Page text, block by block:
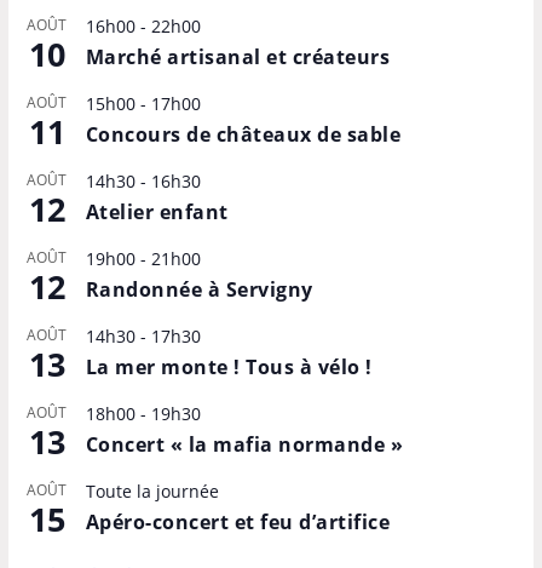
AOÛT
10
16h00- 22h00
Marché artisanal et créateurs
AOÛT
11
15h00- 17h00
Concours de châteaux de sable
AOÛT
12
14h30- 16h30
Atelier enfant
AOÛT
12
19h00- 21h00
Randonnée à Servigny
AOÛT
13
14h30- 17h30
La mer monte ! Tous à vélo !
AOÛT
13
18h00- 19h30
Concert « la mafia normande »
AOÛT
15
Toute la journée
Apéro-concert et feu d’artifice